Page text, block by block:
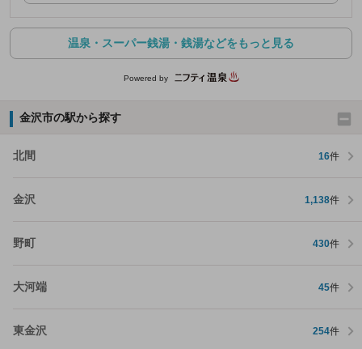
温泉・スーパー銭湯・銭湯などをもっと見る
Powered by
金沢市の駅から探す
北間 16件
金沢 1,138件
野町 430件
大河端 45件
東金沢 254件